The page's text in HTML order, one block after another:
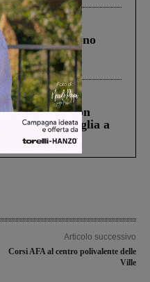
in cui morirono
schianto, il
fra tir....
di Castiglion
ucciso la figlia a
Articolo successivo
Corsi AFA al centro polivalente delle
Ville